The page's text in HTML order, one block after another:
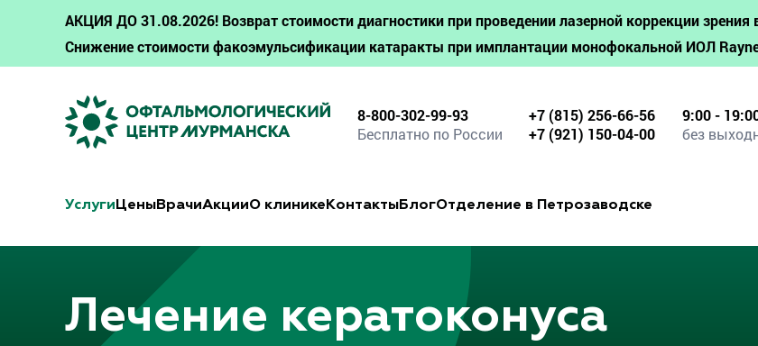
АКЦИЯ ДО 31.08.2026! Возврат стоимости диагностики при проведении лазерной коррекции зрения
Снижение стоимости факоэмульсификации катаракты при имплантации монофокальной ИОЛ
8-800-302-99-93
Бесплатно по России
+7 (815) 256-66-56
+7 (921) 150-04-00
9:00 -
без
УслугиЦеныВрачиАкцииО клиникеКонтактыБлогОтделение в Петрозаводске
Лечение кератоконуса